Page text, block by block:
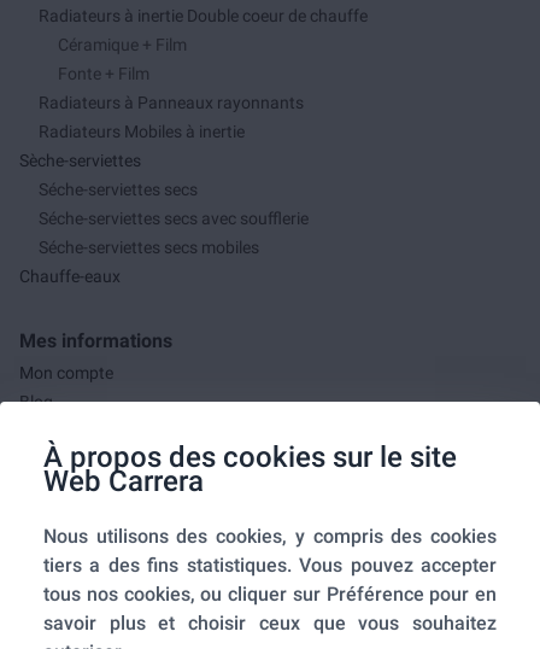
À propos des cookies sur le site
Web Carrera
Nous utilisons des cookies, y compris des cookies
tiers a des fins statistiques. Vous pouvez accepter
tous nos cookies, ou cliquer sur Préférence pour en
savoir plus et choisir ceux que vous souhaitez
Radiateurs à inertie Double coeur de chauffe
Céramique + Film
Fonte + Film
Radiateurs à Panneaux rayonnants
Radiateurs Mobiles à inertie
Sèche-serviettes
Séche-serviettes secs
Séche-serviettes secs avec soufflerie
Séche-serviettes secs mobiles
Chauffe-eaux
Mes informations
Mon compte
Blog
Mes commandes
A propos de nous
A propos
Mentions légales
Conditions générales de ventes
Utilisation des cookies